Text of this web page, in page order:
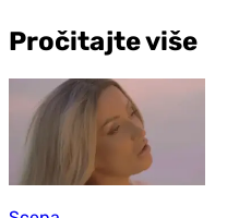
Pročitajte više